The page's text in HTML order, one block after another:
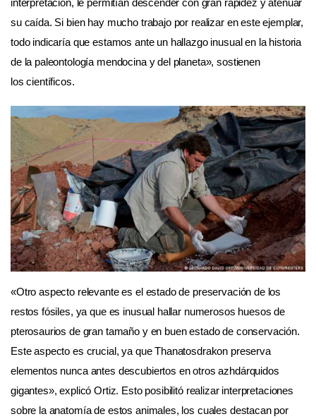
interpretación, le permitían descender con gran rapidez y atenuar
su caída. Si bien hay mucho trabajo por realizar en este ejemplar,
todo indicaría que estamos ante un hallazgo inusual en la historia
de la paleontología mendocina y del planeta», sostienen
los científicos.
«Otro aspecto relevante es el estado de preservación de los
restos fósiles, ya que es inusual hallar numerosos huesos de
pterosaurios de gran tamaño y en buen estado de conservación.
Este aspecto es crucial, ya que Thanatosdrakon preserva
elementos nunca antes descubiertos en otros azhdárquidos
gigantes», explicó Ortiz. Esto posibilitó realizar interpretaciones
sobre la anatomía de estos animales, los cuales destacan por